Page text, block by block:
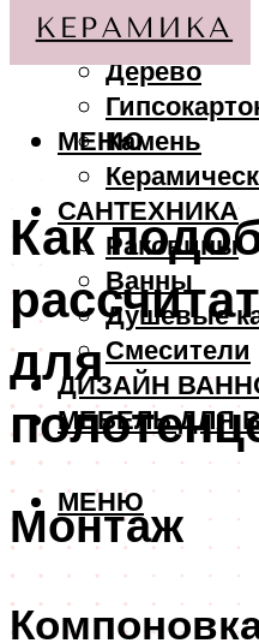
МАТЕРИАЛЫ
Дерево
Камень
САНТЕХНИКА
Раковины
Ванны
Душевые
Смесители
ДИЗАЙН
МЕБЕЛЬ ДЛЯ
МЕНЮ
МЕНЮ
Как
для
Монтаж